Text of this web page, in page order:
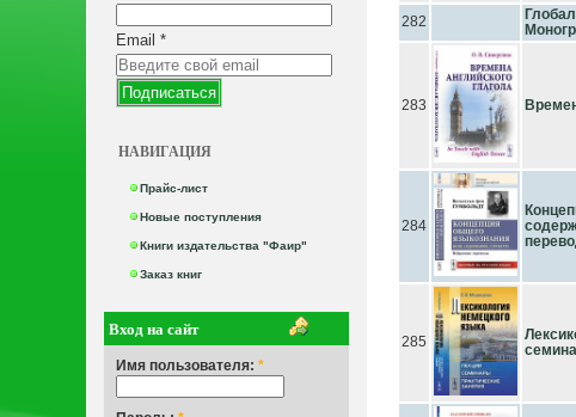
Email *
НАВИГАЦИЯ
Прайс-лист
Новые поступления
Книги издательства "Фаир"
Заказ книг
Вход на сайт
Имя пользователя: *
282
283
284
285